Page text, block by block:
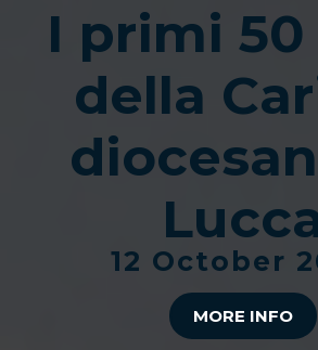
I primi
della
12 October
MORE INFO